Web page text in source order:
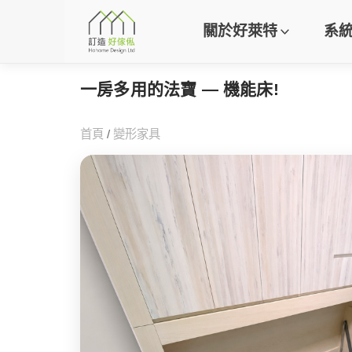
關於好萊特 系
一房多用的法寶 — 機能床!
首頁 / 變形家具